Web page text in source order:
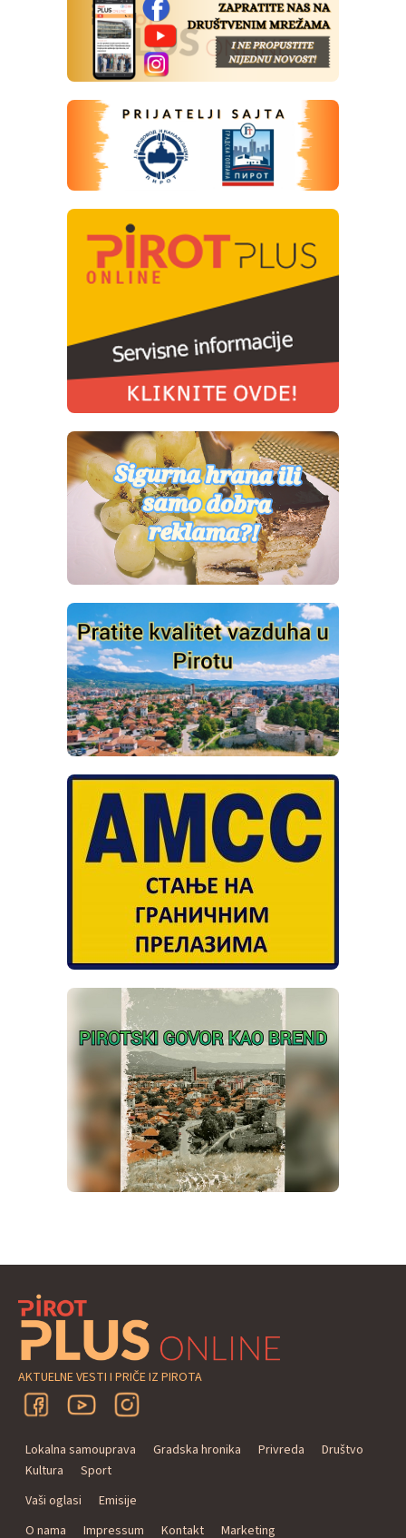
AKTUELNE VESTI I PRIČE IZ PIROTA
Lokalna samouprava Gradska hronika Privreda
Društvo
Kultura
Sport
Vaši oglasi
Emisije
O nama
Impressum Kontakt Marketing